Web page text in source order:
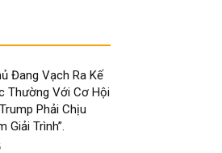
Đang Vạch Ra Kế
Thường Với Cơ Hội
Phải Chịu
Giải Trình”.